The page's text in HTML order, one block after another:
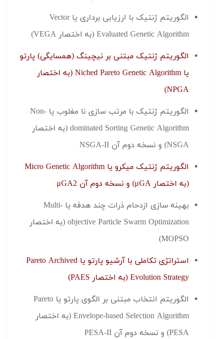
الگوریتم ژنتیک با ارزیابی برداری یا Vector
Evaluated Genetic Algorithm (به اختصار VEGA)
الگوریتم ژنتیک مبتنی بر نیچینگ (همسایگی) پارتو
یا Niched Pareto Genetic Algorithm (به اختصار
NPGA)
الگوریتم ژنتیک با مرتب سازی نا مغلوب یا Non-
dominated Sorting Genetic Algorithm (به اختصار
NSGA) و نسخه دوم آن NSGA-II
الگوریتم ژنتیک میکرو یا Micro Genetic Algorithm
(به اختصار μGA) و نسخه دوم آن μGA2
بهینه سازی ازدحام ذرات چند هدفه یا Multi-
objective Particle Swarm Optimization (به اختصار
MOPSO)
استراتژی تکاملی با آرشیو پارتو یا Pareto Archived
Evolution Strategy (به اختصار PAES)
الگوریتم انتخاب مبتنی بر الگوی پارتو یا Pareto
Envelope-based Selection Algorithm (به اختصار
PESA) و نسخه دوم آن PESA-II